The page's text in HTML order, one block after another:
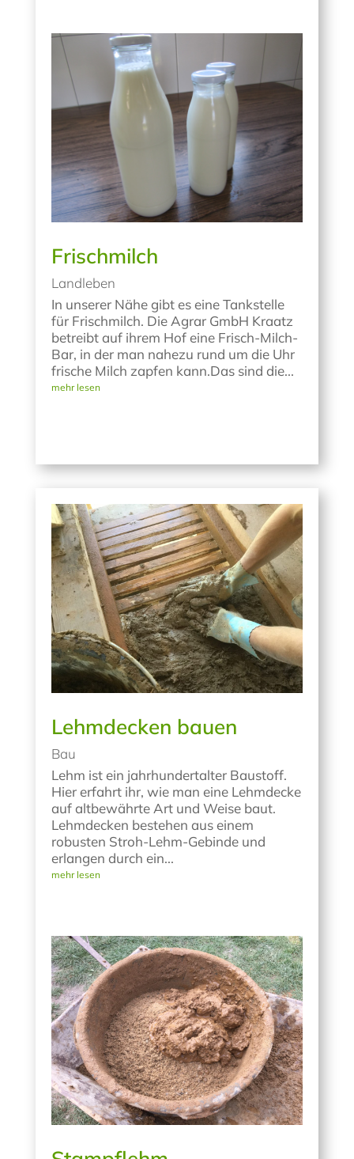
Frischmilch
Landleben
In unserer Nähe gibt es eine Tankstelle
für Frischmilch. Die Agrar GmbH Kraatz
betreibt auf ihrem Hof eine Frisch-Milch-
Bar, in der man nahezu rund um die Uhr
frische Milch zapfen kann.Das sind die...
mehr lesen
Lehmdecken bauen
Bau
Lehm ist ein jahrhundertalter Baustoff.
Hier erfahrt ihr, wie man eine Lehmdecke
auf altbewährte Art und Weise baut.
Lehmdecken bestehen aus einem
robusten Stroh-Lehm-Gebinde und
erlangen durch ein...
mehr lesen